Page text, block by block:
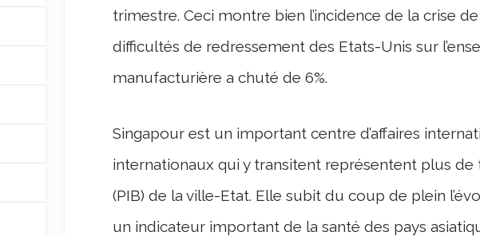
trimestre. Ceci montre bien l’incidence de la crise
difficultés de redressement des Etats-Unis sur
manufacturière a chuté de 6%.
Singapour est un important centre d’affaires
internationaux qui y transitent représentent plus
(PIB) de la ville-Etat. Elle subit du coup de plein
un indicateur important de la santé des pays